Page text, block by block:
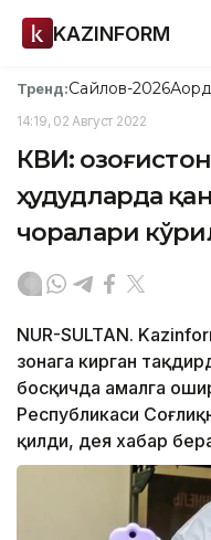
KAZINFORM
Тренд:Сайлов-2026
14:19, 02 Август 2022
КВИ:
ҳудудларда
чоралари
NUR-SULTAN.
зонага кирган
босқичда амалга
Республикаси
қилди, дея хабар